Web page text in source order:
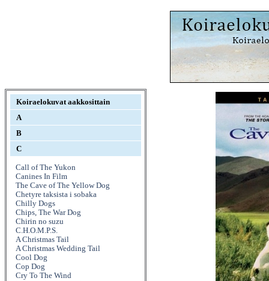
Koiraelokuvat aakkosittain
A
B
C
Call of The Yukon
Canines In Film
The Cave of The Yellow Dog
Chetyre taksista i sobaka
Chilly Dogs
Chips, The War Dog
Chirin no suzu
C.H.O.M.P.S.
A Christmas Tail
A Christmas Wedding Tail
Cool Dog
Cop Dog
Cry To The Wind